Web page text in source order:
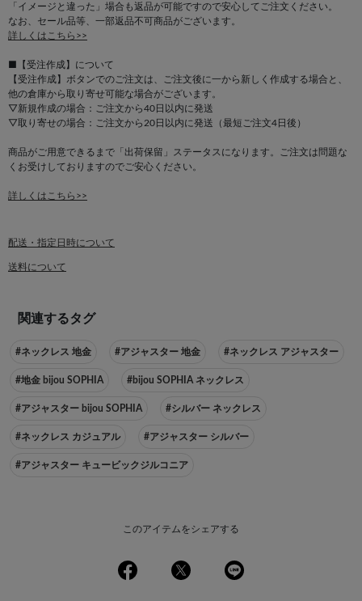
「イメージと違った」場合も返品が可能ですので安心してご注文ください。
なお、セール品等、一部返品不可商品がございます。
詳しくはこちら>>
■【受注作成】について
【受注作成】ボタンでのご注文は、ご注文後に一から新しく作成する場合と、
他の倉庫から取り寄せ可能な場合がございます。
▽新規作成の場合：ご注文から40日以内に発送
▽取り寄せの場合：ご注文から20日以内に発送（最短ご注文4日後）
商品がご用意できるまで「出荷保留」ステータスになります。ご注文は問題な
くお受けしておりますのでご安心ください。
詳しくはこちら>>
配送・指定日時について
送料について
関連するタグ
#ネックレス 地金 #アジャスター 地金 #ネックレス アジャスター
#地金 bijou SOPHIA #bijou SOPHIA ネックレス
#アジャスター bijou SOPHIA #シルバー ネックレス
#ネックレス カジュアル #アジャスター シルバー
#アジャスター キュービックジルコニア
このアイテムをシェアする